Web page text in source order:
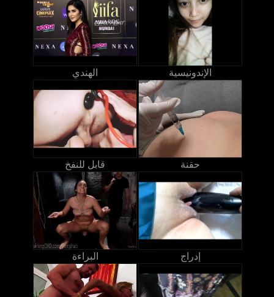
الهندي الإندونيسية
قابل للنفخ حقنة
البراءة إدراج